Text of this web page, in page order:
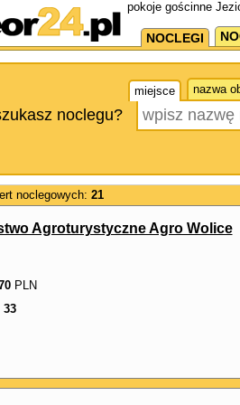
pokoje gościnne
NOCLEGI
miejsce nazwa
noclegu?
noclegowych: 21
Agroturystyczne Agro Wolice
PLN
33